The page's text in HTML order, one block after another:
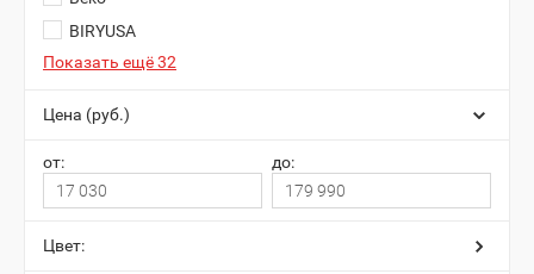
BIRYUSA
Показать ещё 32
Цена (руб.)
от: до:
Цвет: